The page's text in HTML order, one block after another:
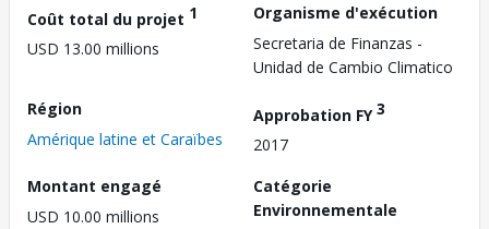
Coût total du projet 1
USD 13.00 millions
Organisme d'exécution
Secretaria de Finanzas -
Unidad de Cambio Climatico
Région
Amérique latine et Caraïbes
Approbation FY3
2017
Montant engagé
USD 10.00 millions
Catégorie
Environnementale